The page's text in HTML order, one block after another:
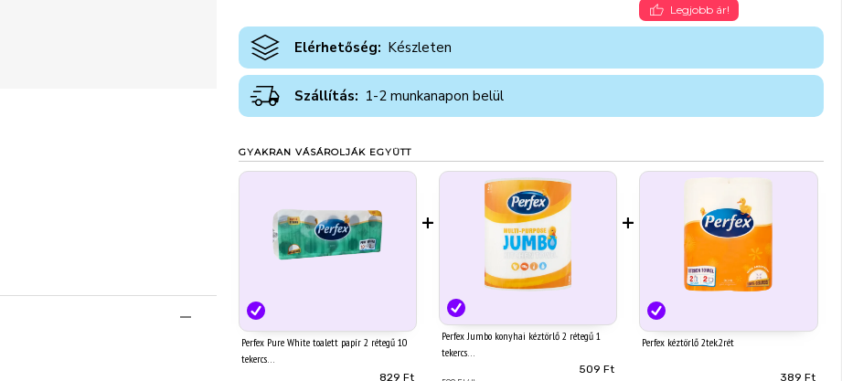
Legjobb ár!
Elérhetőség: Készleten
Szállítás: 1-2 munkanapon belül
GYAKRAN VÁSÁROLJÁK EGYÜTT
Perfex Pure White toalett papír 2 rétegű 10
tekercs
829 Ft
+
Perfex Jumbo konyhai kéztörlő 2 rétegű 1
tekercs
509 Ft
+
Perfex kéztörlő 2tek.2rét
389 Ft